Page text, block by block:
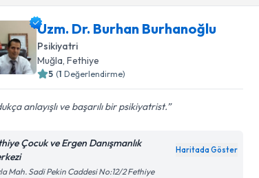
Uzm. Dr. Burhan Burhanoğlu
Psikiyatri
Muğla , Fethiye
5 (1 Değerlendirme)
anlayışlı ve başarılı bir psikiyatrist.
Çocuk ve Ergen Danışmanlık
Haritada Göster
Mah. Sadi Pekin Caddesi No:12/2 Fethiye